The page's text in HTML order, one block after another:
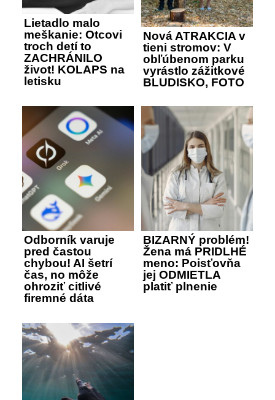
Lietadlo malo
meškanie: Otcovi
troch detí to
ZACHRÁNILO
život! KOLAPS na
letisku
Nová ATRAKCIA v
tieni stromov: V
obľúbenom parku
vyrástlo zážitkové
BLUDISKO, FOTO
Odborník varuje
pred častou
chybou! AI šetrí
čas, no môže
ohroziť citlivé
firemné dáta
BIZARNÝ problém!
Žena má PRIDLHÉ
meno: Poisťovňa
jej ODMIETLA
platiť plnenie